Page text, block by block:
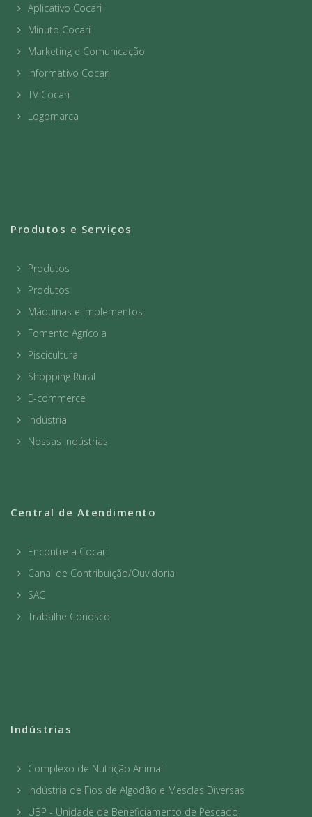
Aplicativo Cocari
Minuto Cocari
Marketing e Comunicação
Informativo Cocari
TV Cocari
Logomarca
Produtos e Serviços
Produtos
Produtos
Máquinas e Implementos
Fomento Agrícola
Piscicultura
Shopping Rural
E-commerce
Indústria
Nossas Indústrias
Central de Atendimento
Encontre a Cocari
Canal de Contribuição/Ouvidoria
SAC
Trabalhe Conosco
Indústrias
Complexo de Nutrição Animal
Indústria de Fios de Algodão e Mesclas Diversas
UBP - Unidade de Beneficiamento de Pescado